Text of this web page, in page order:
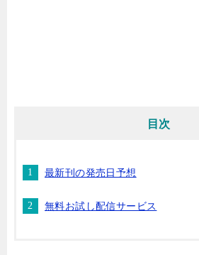
目次
最新刊の発売日予想
無料お試し配信サービス